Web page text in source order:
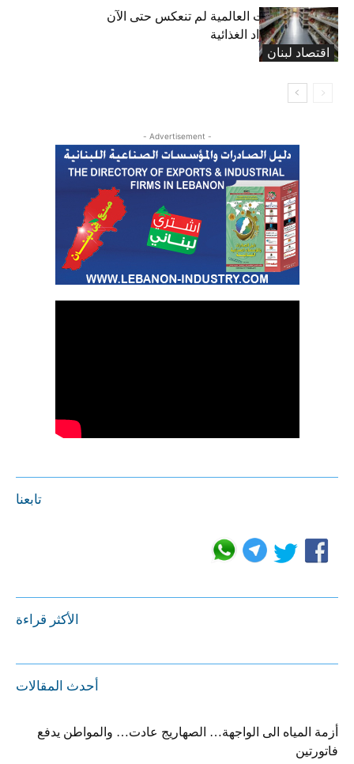
اقتصاد لبنان
بحصلي: التوترات العالمية لم تنعكس حتى الآن
على أسعار المواد الغذائية
- Advertisement -
تابعنا
الأكثر قراءة
أحدث المقالات
أزمة المياه الى الواجهة… الصهاريج عادت… والمواطن يدفع
فاتورتين